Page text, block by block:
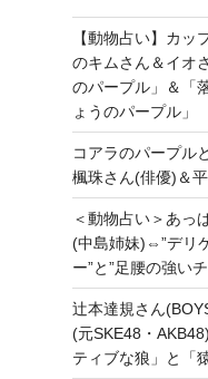
【動物占い】カッ
のキムさん＆イオ
のパープル」＆「
ょうのパープル」
コアラのパープル
楓珠さん(俳優)＆
＜動物占い＞あっ
(中島姉妹)⇔”デリ
ー”と”足腰の強い
辻本達規さん
(元SKE48・
ティブな狼」と「